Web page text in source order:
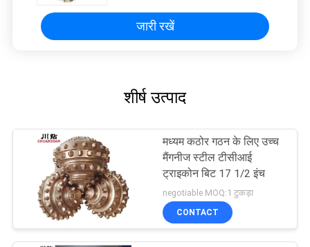
जारी रखें
शीर्ष उत्पाद
मध्यम कठोर गठन के लिए उच्च
मैंगनीज स्टील टीसीआई
ट्राइकोन बिट 17 1/2 इंच
negotiable MOQ:1 टुकड़ा
CONTACT